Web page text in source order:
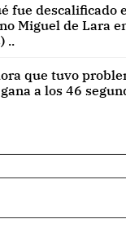
fue descalificado
Miguel de Lara
..
que tuvo
a los 46